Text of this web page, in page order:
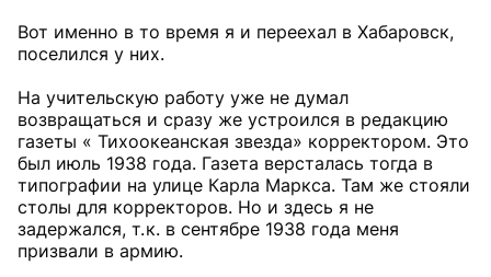
Вот именно в то время я и переехал в Хабаровск,
поселился у них.
На учительскую работу уже не думал
возвращаться и сразу же устроился в редакцию
газеты « Тихоокеанская звезда» корректором. Это
был июль 1938 года. Газета версталась тогда в
типографии на улице Карла Маркса. Там же стояли
столы для корректоров. Но и здесь я не
задержался, т. к. в сентябре 1938 года меня
призвали в армию.